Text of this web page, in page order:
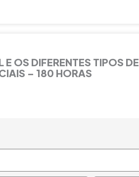
OS DIFERENTES TIPOS DE
– 180 HORAS